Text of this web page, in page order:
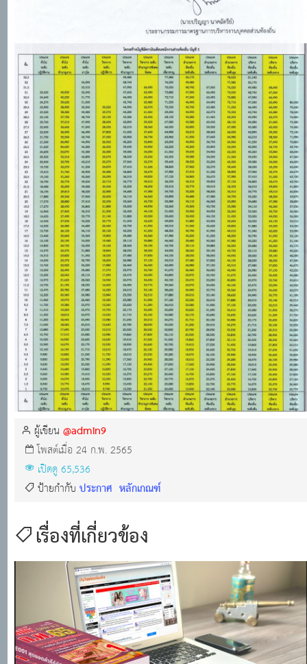
ผู้เขียน@admin9
โพสต์เมื่อ 24 ก.พ. 2565
เปิดดู 65,536
ป้ายกำกับประกาศ หลักเกณฑ์
เรื่องที่เกี่ยวข้อง